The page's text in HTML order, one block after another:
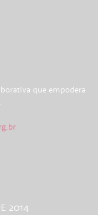
que empodera
2014